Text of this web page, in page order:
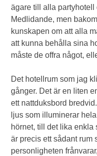
ägare till alla partyhotell
Medlidande, men
kunskapen om att alla
att kunna behålla sina
måste de offra något,
Det hotellrum som jag
gånger. Det är en liten
ett nattduksbord
ljus som illuminerar
hörnet, till det lika enkla
är precis ett sådant rum
personligheten